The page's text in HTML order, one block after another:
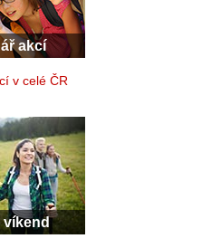
akcí
v celé ČR
víkend